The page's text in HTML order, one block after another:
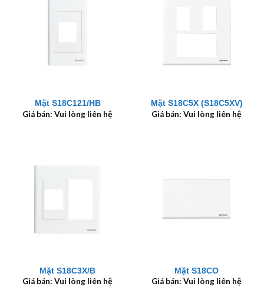
Mặt S18C121/HB
Giá bán: Vui lòng liên hệ
Mặt S18C5X (S18C5XV)
Giá bán: Vui lòng liên hệ
Mặt S18C3X/B
Giá bán: Vui lòng liên hệ
Mặt S18CO
Giá bán: Vui lòng liên hệ